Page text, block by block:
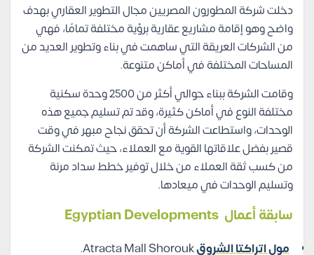
دخلت شركة المطورون المصريين مجال التطوير العقاري بهدف
واضح وهو إقامة مشاريع عقارية برؤية مختلفة تمامًا، فهي
من الشركات العريقة التي ساهمت في بناء وتطوير العديد من
المساحات المختلفة في أماكن متنوعة.
وقامت الشركة ببناء حوالي أكثر من 2500 وحدة سكنية
مختلفة النوع في أماكن كثيرة، وقد تم تسليم جميع هذه
الوحدات، واستطاعت الشركة أن تحقق نجاح مبهر في وقت
قصير بفضل علاقاتها القوية مع العملاء، حيث تمكنت الشركة
من كسب ثقة العملاء من خلال توفير خطط سداد مرنة
وتسليم الوحدات في ميعادها.
سابقة أعمال Egyptian Developments
مول اتراكتا الشروق